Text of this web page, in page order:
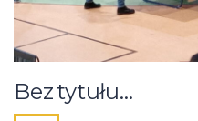
Bez tytułu…